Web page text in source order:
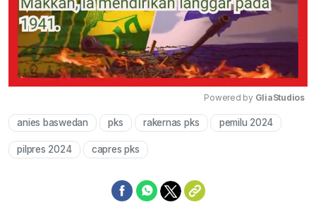
Mute
Powered by GliaStudios
anies baswedan pks rakernas pks pemilu 2024
pilpres 2024 capres pks